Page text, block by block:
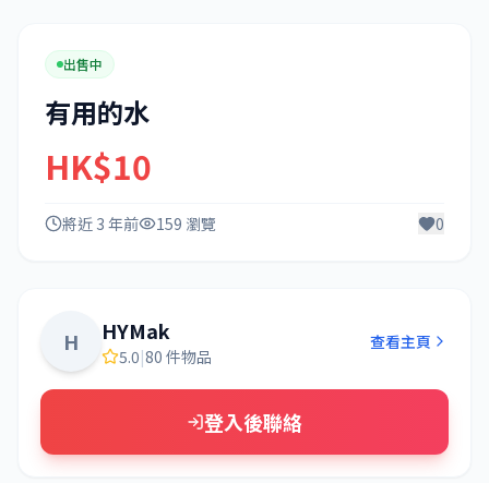
出售中
有用的水
HK$10
將近 3 年前 159 瀏覽 0
H HYMak
5.0|80 件物品
查看主頁
登入後聯絡